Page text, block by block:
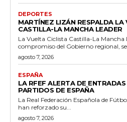
DEPORTES
MARTÍNEZ LIZÁN RESPALDA LA
CASTILLA-LA MANCHA LEADER
La Vuelta Ciclista Castilla-La Mancha
compromiso del Gobierno regional,
agosto 7, 2026
ESPAÑA
LA RFEF ALERTA DE
PARTIDOS DE ESPAÑA
La Real Federación Española de
han reforzado su...
agosto 7, 2026